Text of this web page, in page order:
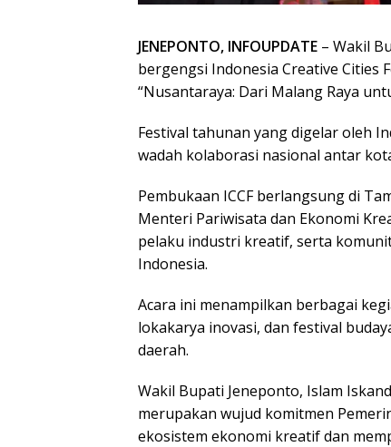
JENEPONTO, INFOUPDATE – Wakil
bergengsi Indonesia Creative Cities
“Nusantaraya: Dari Malang Raya
Festival tahunan yang digelar oleh
wadah kolaborasi nasional antar
Pembukaan ICCF berlangsung di
Menteri Pariwisata dan Ekonomi
pelaku industri kreatif, serta
Indonesia.
Acara ini menampilkan berbagai
lokakarya inovasi, dan festival
daerah.
Wakil Bupati Jeneponto, Islam
merupakan wujud komitmen
ekosistem ekonomi kreatif dan